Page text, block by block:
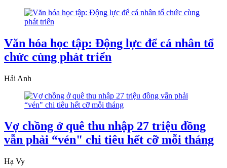
Văn hóa học tập: Động lực để cá nhân tổ
chức cùng phát triển
Hải Anh
Vợ chồng ở quê thu nhập 27 triệu đồng
vẫn phải “vén" chi tiêu hết cỡ mỗi tháng
Hạ Vy